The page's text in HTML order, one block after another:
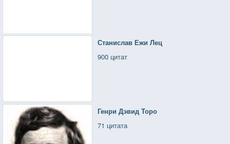
Станислав Ежи Лец
900 цитат
Генри Дэвид Торо
71 цитата